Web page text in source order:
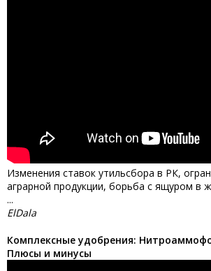
Изменения ставок утильсбора в РК,
аграрной продукции, борьба с ящуром в
...
ElDala
Комплексные удобрения:
Плюсы и минусы